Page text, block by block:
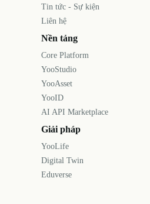
Tin tức - Sự kiện
Liên hệ
Nền tảng
Core Platform
YooStudio
YooAsset
YooID
AI API Marketplace
Giải pháp
YooLife
Digital Twin
Eduverse